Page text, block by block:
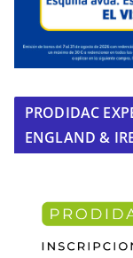
PRODIDAC
ENGLAND &